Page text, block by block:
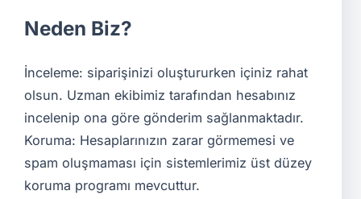
Neden Biz?
İnceleme: siparişinizi oluştururken içiniz rahat
olsun. Uzman ekibimiz tarafından hesabınız
incelenip ona göre gönderim sağlanmaktadır.
Koruma: Hesaplarınızın zarar görmemesi ve
spam oluşmaması için sistemlerimiz üst düzey
koruma programı mevcuttur.